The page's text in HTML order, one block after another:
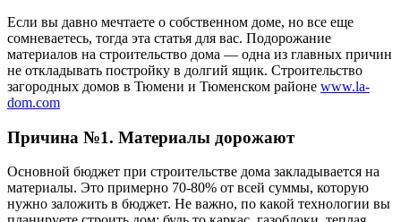
Если вы давно мечтаете о собственном доме, но все еще
сомневаетесь, тогда эта статья для вас. Подорожание
материалов на строительство дома — одна из главных причин
не откладывать постройку в долгий ящик. Строительство
загородных домов в Тюмени и Тюменском районе www.la-
dom.com
Причина №1. Материалы дорожают
Основной бюджет при строительстве дома закладывается на
материалы. Это примерно 70-80% от всей суммы, которую
нужно заложить в бюджет. Не важно, по какой технологии вы